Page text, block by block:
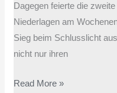
Dagegen feierte die
Niederlagen am
Sieg beim Schlusslicht
nicht nur ihren
Read More »